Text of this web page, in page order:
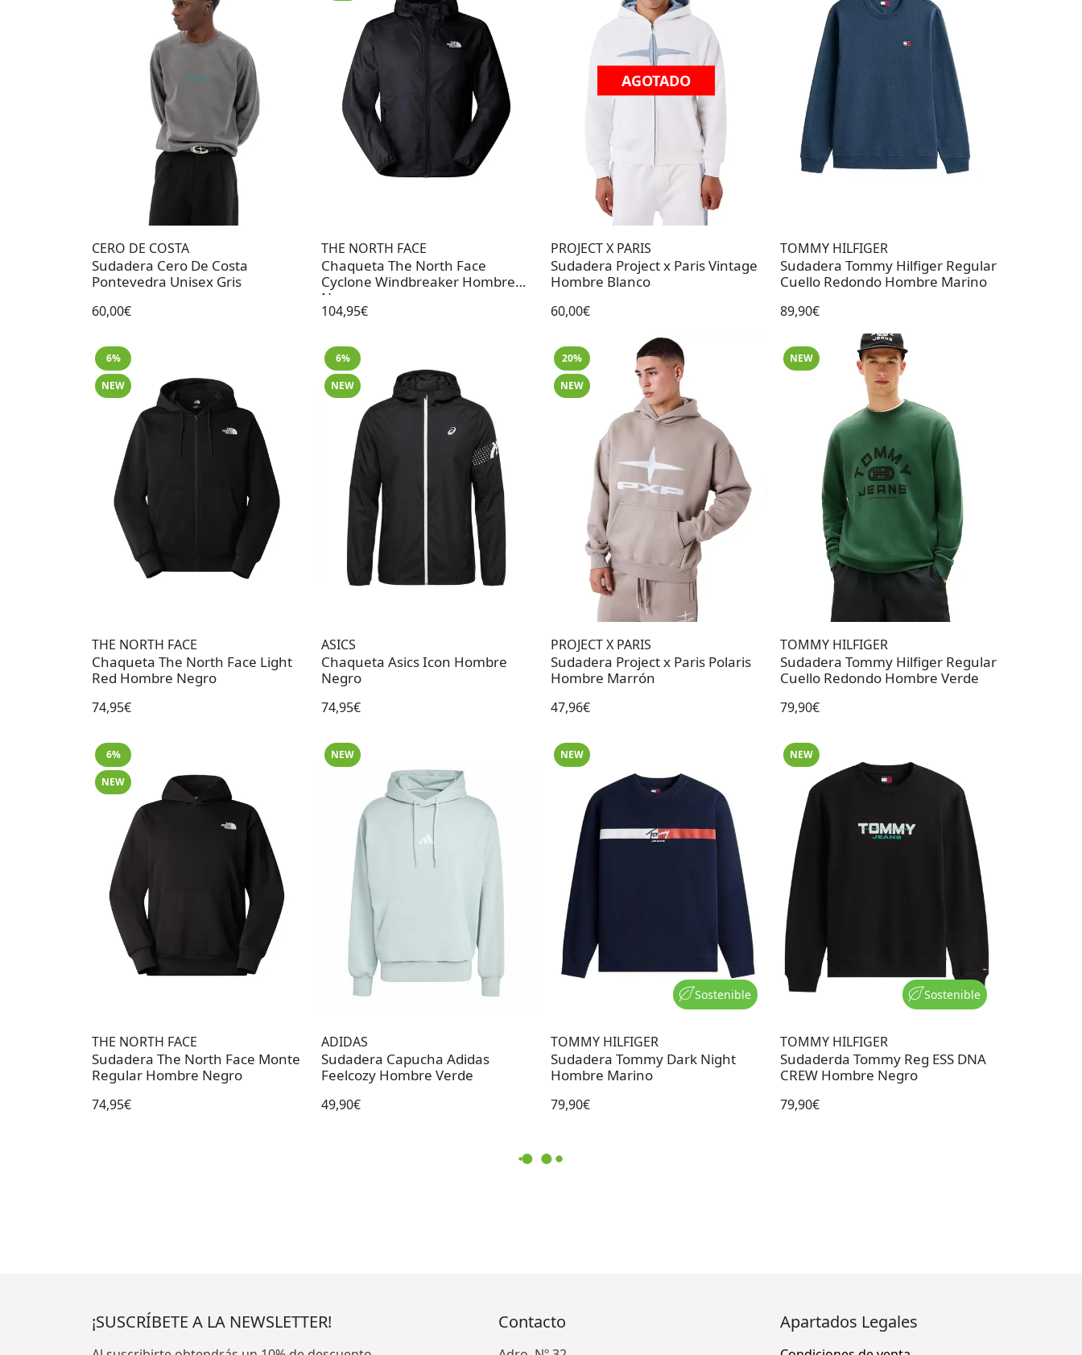
CERO DE COSTA
Sudadera Cero De Costa
Pontevedra Unisex Gris
60,00€
THE NORTH FACE
Chaqueta The North Face
Cyclone Windbreaker Hombre
Negro
104,95€
AGOTADO
PROJECT X PARIS
Sudadera Project x Paris Vintage
Hombre Blanco
60,00€
TOMMY HILFIGER
Sudadera Tommy Hilfiger Regular
Cuello Redondo Hombre Marino
89,90€
6%
NEW
THE NORTH FACE
Chaqueta The North Face Light
Red Hombre Negro
74,95€
6%
NEW
ASICS
Chaqueta Asics Icon Hombre
Negro
74,95€
20%
NEW
PROJECT X PARIS
Sudadera Project x Paris Polaris
Hombre Marrón
47,96€
NEW
TOMMY HILFIGER
Sudadera Tommy Hilfiger Regular
Cuello Redondo Hombre Verde
79,90€
6%
NEW
THE NORTH FACE
Sudadera The North Face Monte
Regular Hombre Negro
74,95€
NEW
ADIDAS
Sudadera Capucha Adidas
Feelcozy Hombre Verde
49,90€
Sostenible
NEW
TOMMY HILFIGER
Sudadera Tommy Dark Night
Hombre Marino
79,90€
Sostenible
NEW
TOMMY HILFIGER
Sudaderda Tommy Reg ESS DNA
CREW Hombre Negro
79,90€
¡SUSCRÍBETE A LA NEWSLETTER! Contacto Apartados Legales